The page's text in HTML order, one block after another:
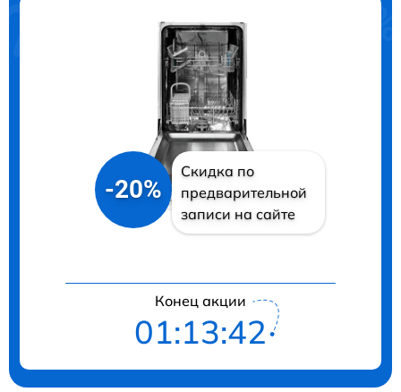
-20%
Скидка по
предварительной
записи на сайте
Конец акции
01:13:41